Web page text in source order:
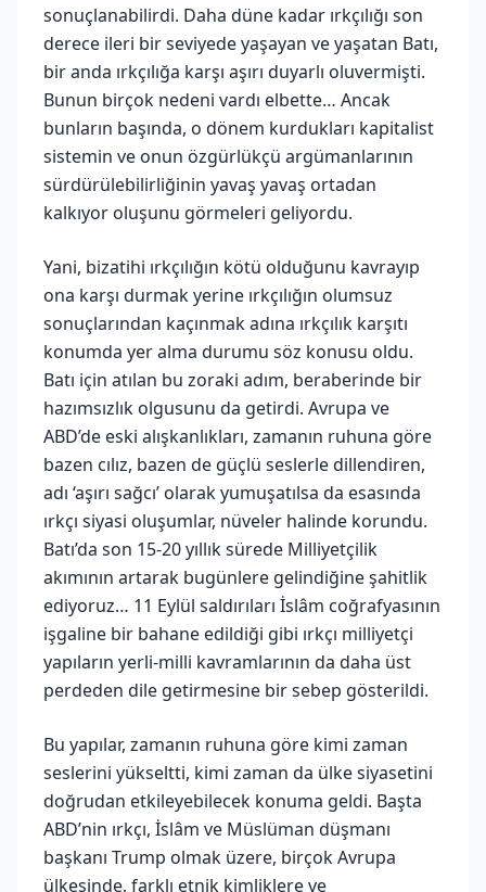
sonuçlanabilirdi. Daha düne kadar ırkçılığı son
derece ileri bir seviyede yaşayan ve yaşatan Batı,
bir anda ırkçılığa karşı aşırı duyarlı oluvermişti.
Bunun birçok nedeni vardı elbette… Ancak
bunların başında, o dönem kurdukları kapitalist
sistemin ve onun özgürlükçü argümanlarının
sürdürülebilirliğinin yavaş yavaş ortadan
kalkıyor oluşunu görmeleri geliyordu.
Yani, bizatihi ırkçılığın kötü olduğunu kavrayıp
ona karşı durmak yerine ırkçılığın olumsuz
sonuçlarından kaçınmak adına ırkçılık karşıtı
konumda yer alma durumu söz konusu oldu.
Batı için atılan bu zoraki adım, beraberinde bir
hazımsızlık olgusunu da getirdi. Avrupa ve
ABD’de eski alışkanlıkları, zamanın ruhuna göre
bazen cılız, bazen de güçlü seslerle dillendiren,
adı ‘aşırı sağcı’ olarak yumuşatılsa da esasında
ırkçı siyasi oluşumlar, nüveler halinde korundu.
Batı’da son 15-20 yıllık sürede Milliyetçilik
akımının artarak bugünlere gelindiğine şahitlik
ediyoruz… 11 Eylül saldırıları İslâm coğrafyasının
işgaline bir bahane edildiği gibi ırkçı milliyetçi
yapıların yerli-milli kavramlarının da daha üst
perdeden dile getirmesine bir sebep gösterildi.
Bu yapılar, zamanın ruhuna göre kimi zaman
seslerini yükseltti, kimi zaman da ülke siyasetini
doğrudan etkileyebilecek konuma geldi. Başta
ABD’nin ırkçı, İslâm ve Müslüman düşmanı
başkanı Trump olmak üzere, birçok Avrupa
ülkesinde, farklı etnik kimliklere ve